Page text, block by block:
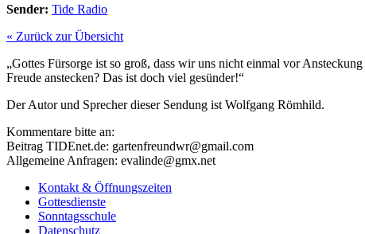
Sender: Tide Radio
« Zurück zur Übersicht
„Gottes Fürsorge ist so groß, dass wir uns nicht einmal vor
Freude anstecken? Das ist doch viel gesünder!“
Der Autor und Sprecher dieser Sendung ist Wolfgang Römhild.
Kommentare bitte an:
Beitrag TIDEnet.de: gartenfreundwr@gmail.com
Allgemeine Anfragen: evalinde@gmx.net
Kontakt & Öffnungszeiten
Gottesdienste
Sonntagsschule
Datenschutz